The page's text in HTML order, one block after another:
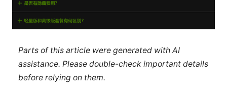
Parts of this article were generated with AI
assistance. Please double-check important details
before relying on them.